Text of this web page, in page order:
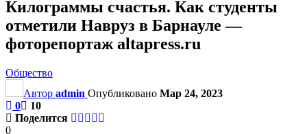
Килограммы счастья. Как студенты
отметили Навруз в Барнауле —
фоторепортаж altapress.ru
Общество
Автор admin Опубликовано Мар 24, 2023
0
10
Поделится
0